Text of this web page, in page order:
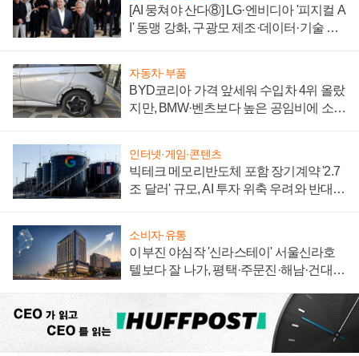
[AI 뭉쳐야 산다⑧] LG·엔비디아 '피지컬 A
I' 동맹 강화, 구광모 제조·데이터·기술 결
자동차·부품
BYD코리아 가격 앞세워 수입차 4위 올랐
지만, BMW·벤츠보다 높은 공임비에 소비
인터넷·게임·콘텐츠
빅테크 메모리반도체 포함 장기계약 '2.7
조 달러' 규모, AI 투자 위축 우려와 반대
소비자·유통
이부진 야심작 '신라스테이' 서울신라호
텔보다 잘 나가, 평택·주문진·해남·건대로